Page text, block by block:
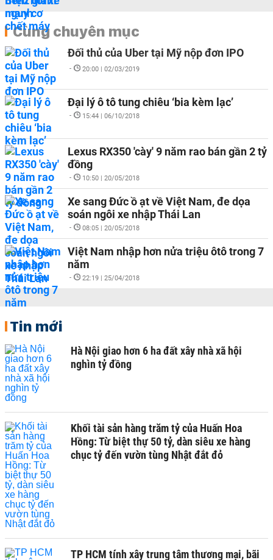
Cùng chuyên mục
Đối thủ của Uber tại Mỹ nộp đơn IPO
- 20:00 | 02/03/2019
Đại lý ô tô tung chiêu ‘bia kèm lạc’
- 15:44 | 06/10/2018
Lexus RX350 'cày' 9 năm rao bán gần 2 tỷ
đồng
- 10:50 | 20/05/2018
Xe sang Đức ồ ạt về Việt Nam, đe dọa
soán ngôi xe nhập Thái Lan
- 08:05 | 20/05/2018
Việt Nam nhập hơn nửa triệu ôtô trong 7
năm
- 22:19 | 25/04/2018
Tin mới
Hà Nội giao hơn 6 ha đất xây nhà xã hội
nghìn tỷ đồng
Khối tài sản hàng trăm tỷ của Huấn Hoa
Hồng: Từ biệt thự 50 tỷ, dàn siêu xe hàng
chục tỷ đến vườn tùng Nhật đắt đỏ
TP HCM tính xây trung tâm thương mại, bãi